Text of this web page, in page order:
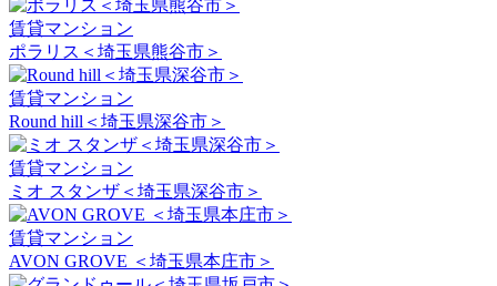
賃貸マンション
ポラリス＜埼玉県熊谷市＞
賃貸マンション
Round hill＜埼玉県深谷市＞
賃貸マンション
ミオ スタンザ＜埼玉県深谷市＞
賃貸マンション
AVON GROVE ＜埼玉県本庄市＞